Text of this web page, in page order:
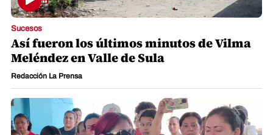
Sucesos
Así fueron los últimos minutos de Vilma
Meléndez en Valle de Sula
Redacción La Prensa